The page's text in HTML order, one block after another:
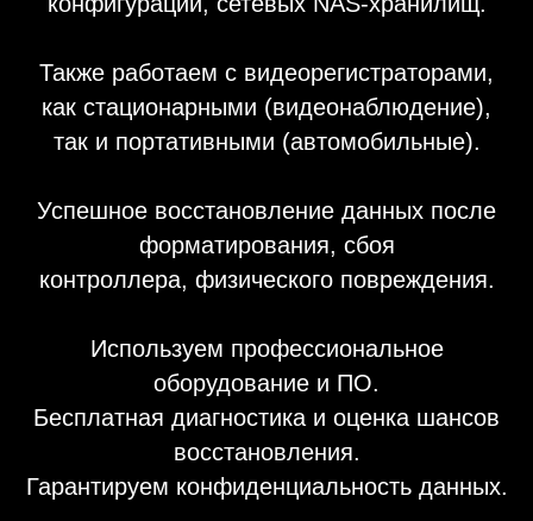
Также работаем с видеорегистраторами,
как стационарными (видеонаблюдение),
так и портативными (автомобильные).
Успешное восстановление данных после
форматирования, сбоя
контроллера, физического повреждения.
Используем профессиональное
оборудование и ПО.
Бесплатная диагностика и оценка шансов
восстановления.
Гарантируем конфиденциальность данных.